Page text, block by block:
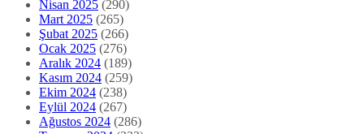
Nisan 2025 (290)
Mart 2025 (265)
Şubat 2025 (266)
Ocak 2025 (276)
Aralık 2024 (189)
Kasım 2024 (259)
Ekim 2024 (238)
Eylül 2024 (267)
Ağustos 2024 (286)